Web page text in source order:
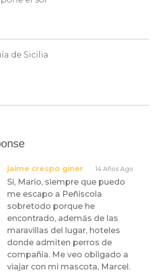
de Sicilia
jaime crespo giner 14 Años Ago
Si, Mario, siempre que puedo
me escapo a Peñiscola
sobretodo porque he
encontrado, además de las
maravillas del lugar, hoteles
donde admiten perros de
compañía. Me veo obligado a
viajar con mi mascota, Marcel.